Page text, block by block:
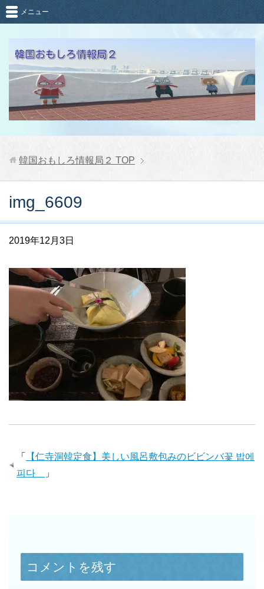
メニュー
韓国おもしろ情報局２ TOP
img_6609
2019年12月3日
「
【仁寺洞韓定食】美しい風呂敷包みのビビンバ꽃 밥에
피다
」
コメントを残す